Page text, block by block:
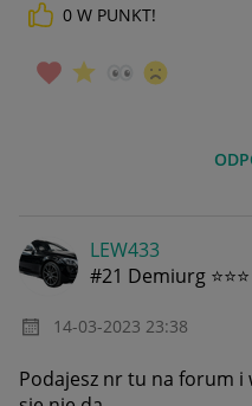
0 W PUNKT!
LEW433
#21 Demiurg ⭐⭐⭐
‎14-03-2023 23:38
Podajesz nr tu na forum i